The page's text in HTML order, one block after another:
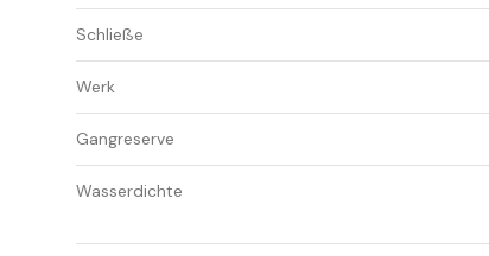
Schließe
Werk
Gangreserve
Wasserdichte